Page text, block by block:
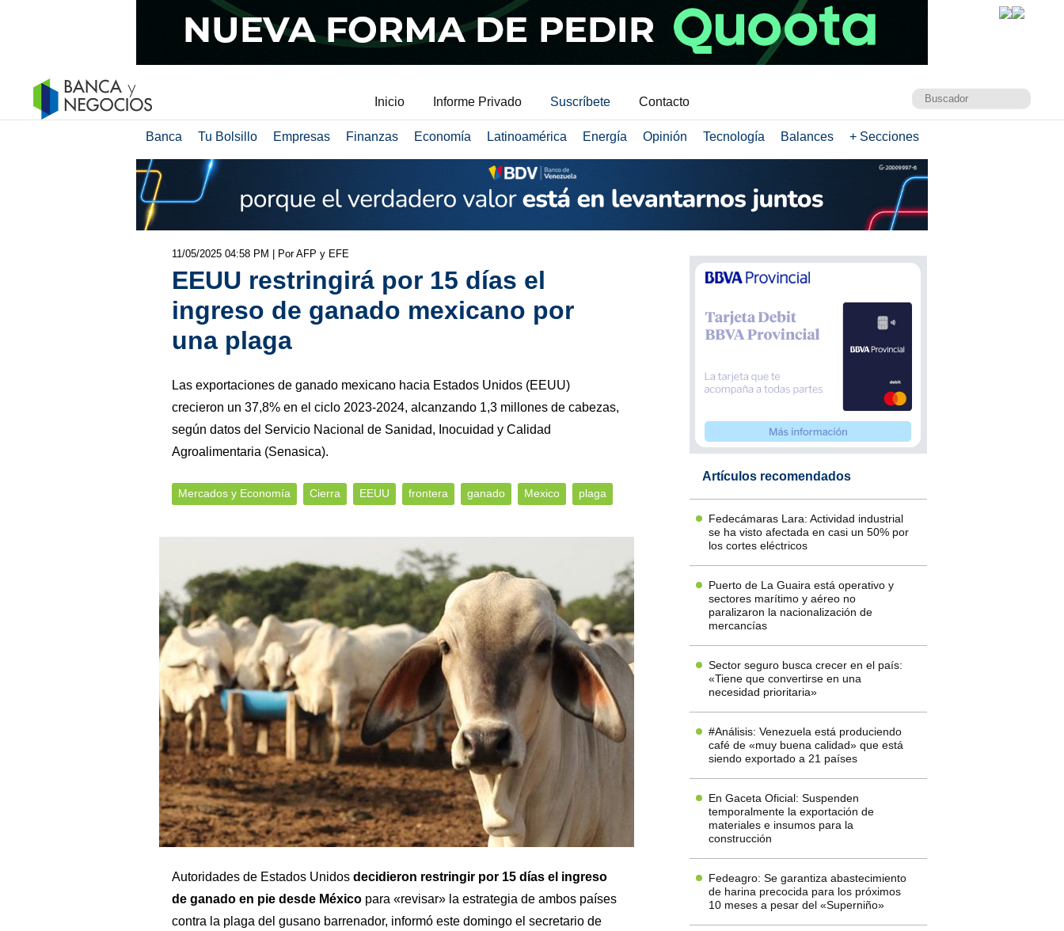
Inicio Informe Privado Suscríbete Contacto
Banca Tu Bolsillo Empresas Finanzas Economía Latinoamérica Energía Opinión Tecnología Balances + Secciones
11/05/2025 04:58 PM | Por AFP y EFE
EEUU restringirá por 15 días el
ingreso de ganado mexicano por
una plaga
Las exportaciones de ganado mexicano hacia Estados Unidos (EEUU)
crecieron un 37,8% en el ciclo 2023-2024, alcanzando 1,3 millones de cabezas,
según datos del Servicio Nacional de Sanidad, Inocuidad y Calidad
Agroalimentaria (Senasica).
Mercados y Economía Cierra EEUU frontera ganado Mexico plaga
Autoridades de Estados Unidos decidieron restringir por 15 días el ingreso
de ganado en pie desde Méxicopara «revisar» la estrategia de ambos países
contra la plaga del gusano barrenador, informó este domingo el secretario de
Artículos recomendados
Fedecámaras Lara: Actividad industrial
se ha visto afectada en casi un 50% por
los cortes eléctricos
Puerto de La Guaira está operativo y
sectores marítimo y aéreo no
paralizaron la nacionalización de
mercancías
Sector seguro busca crecer en el país:
«Tiene que convertirse en una
necesidad prioritaria»
#Análisis: Venezuela está produciendo
café de «muy buena calidad» que está
siendo exportado a 21 países
En Gaceta Oficial: Suspenden
temporalmente la exportación de
materiales e insumos para la
construcción
Fedeagro: Se garantiza abastecimiento
de harina precocida para los próximos
10 meses a pesar del «Superniño»